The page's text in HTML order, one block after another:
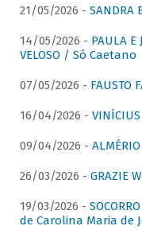
21/05/2026 - SANDRA
14/05/2026 - PAULA E
VELOSO / Só Caetano
07/05/2026 - FAUSTO
16/04/2026 -
09/04/2026 -
26/03/2026 - GRAZIE
19/03/2026 -
de Carolina Maria de